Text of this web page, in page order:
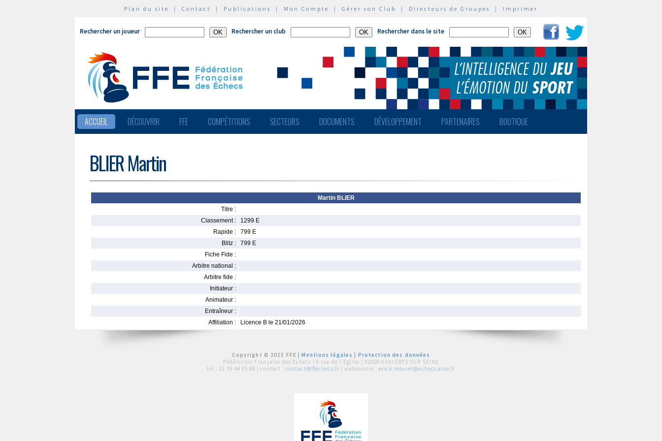
Plan du site | Contact | Publications | Mon Compte | Gérer son Club | Directeurs de Groupes | Imprimer
Rechercher un joueur Rechercher un club Rechercher dans le site
ACCUEIL DÉCOUVRIR FFE COMPÉTITIONS SECTEURS DOCUMENTS DÉVELOPPEMENT PARTENAIRES BOUTIQUE
BLIER Martin
Martin BLIER
Titre :
Classement :
1299 E
Rapide :
799 E
Blitz :
799 E
Fiche Fide :
Arbitre national :
Arbitre fide :
Initiateur :
Animateur :
Entraîneur :
Affiliation :
Licence B le 21/01/2026
Copyright © 2015 FFE |Mentions légales
Protection des données
Fédération Française des Echecs | 6 rue de l'Eglise | 92600 ASNIERES SUR SEINE
tél : 01 39 44 65 80 | contact : contact@ffechecs.fr | webmestre : erick.mouret@echecs.asso.fr